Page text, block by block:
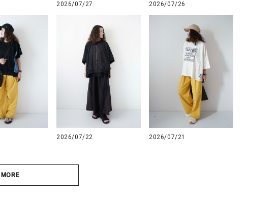
Gives a sense of fullment +phenix（フェニックス）
HUNTER（ハンター） WILD THINGS（ワイルドシ
ICHI（イチ）
ILIMA（イリマ）
2026/07/27 2026/07/26
2026/07/22 2026/07/21
MORE